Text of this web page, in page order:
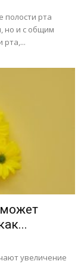
полости рта
но и с общим
рта,...
увеличение